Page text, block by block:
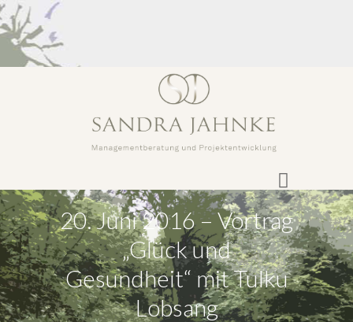
20. Juni 2016 – Vortrag
„Glück und
Gesundheit“ mit Tulku
Lobsang